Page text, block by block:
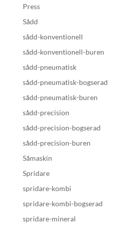
Press
Sådd
sådd-konventionell
sådd-konventionell-buren
sådd-pneumatisk
sådd-pneumatisk-bogserad
sådd-pneumatisk-buren
sådd-precision
sådd-precision-bogserad
sådd-precision-buren
Såmaskin
Spridare
spridare-kombi
spridare-kombi-bogserad
spridare-mineral